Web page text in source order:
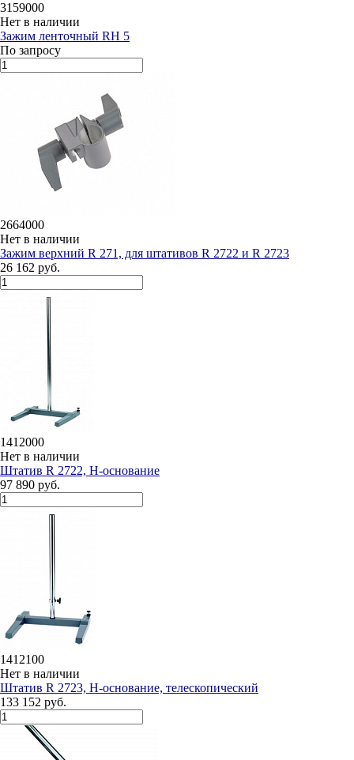
3159000
Нет в наличии
Зажим ленточный RH 5
По запросу
2664000
Нет в наличии
Зажим верхний R 271, для штативов R 2722 и R 2723
26 162 руб.
1412000
Нет в наличии
Штатив R 2722, Н-основание
97 890 руб.
1412100
Нет в наличии
Штатив R 2723, Н-основание, телескопический
133 152 руб.